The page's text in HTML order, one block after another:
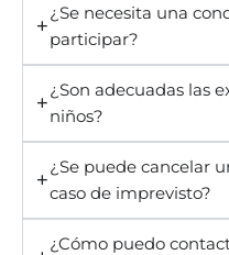
¿Se necesita una
participar?
¿Son adecuadas las
niños?
¿Se puede cancelar
caso de imprevisto?
¿Cómo puedo